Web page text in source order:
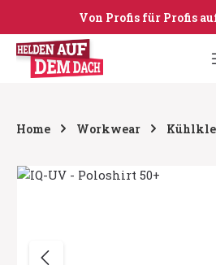
Zum Hauptinhalt springen
Von Profis für Profis
Home Workwear
Bildergalerie überspringen